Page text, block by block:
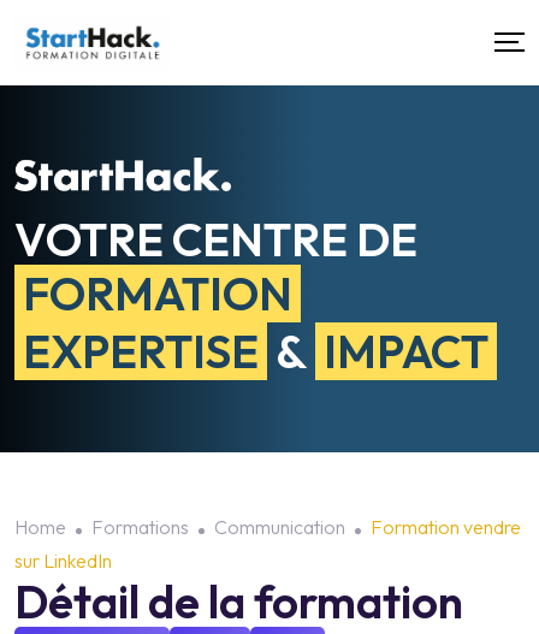
VOTRE CENTRE DE
FORMATION
EXPERTISE & IMPACT
Home Formations Communication
Formation vendre
sur LinkedIn
Détail de la formation